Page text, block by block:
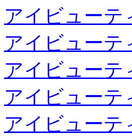
アイビューテ
アイビューテ
アイビューテ
アイビューテ
アイビューテ